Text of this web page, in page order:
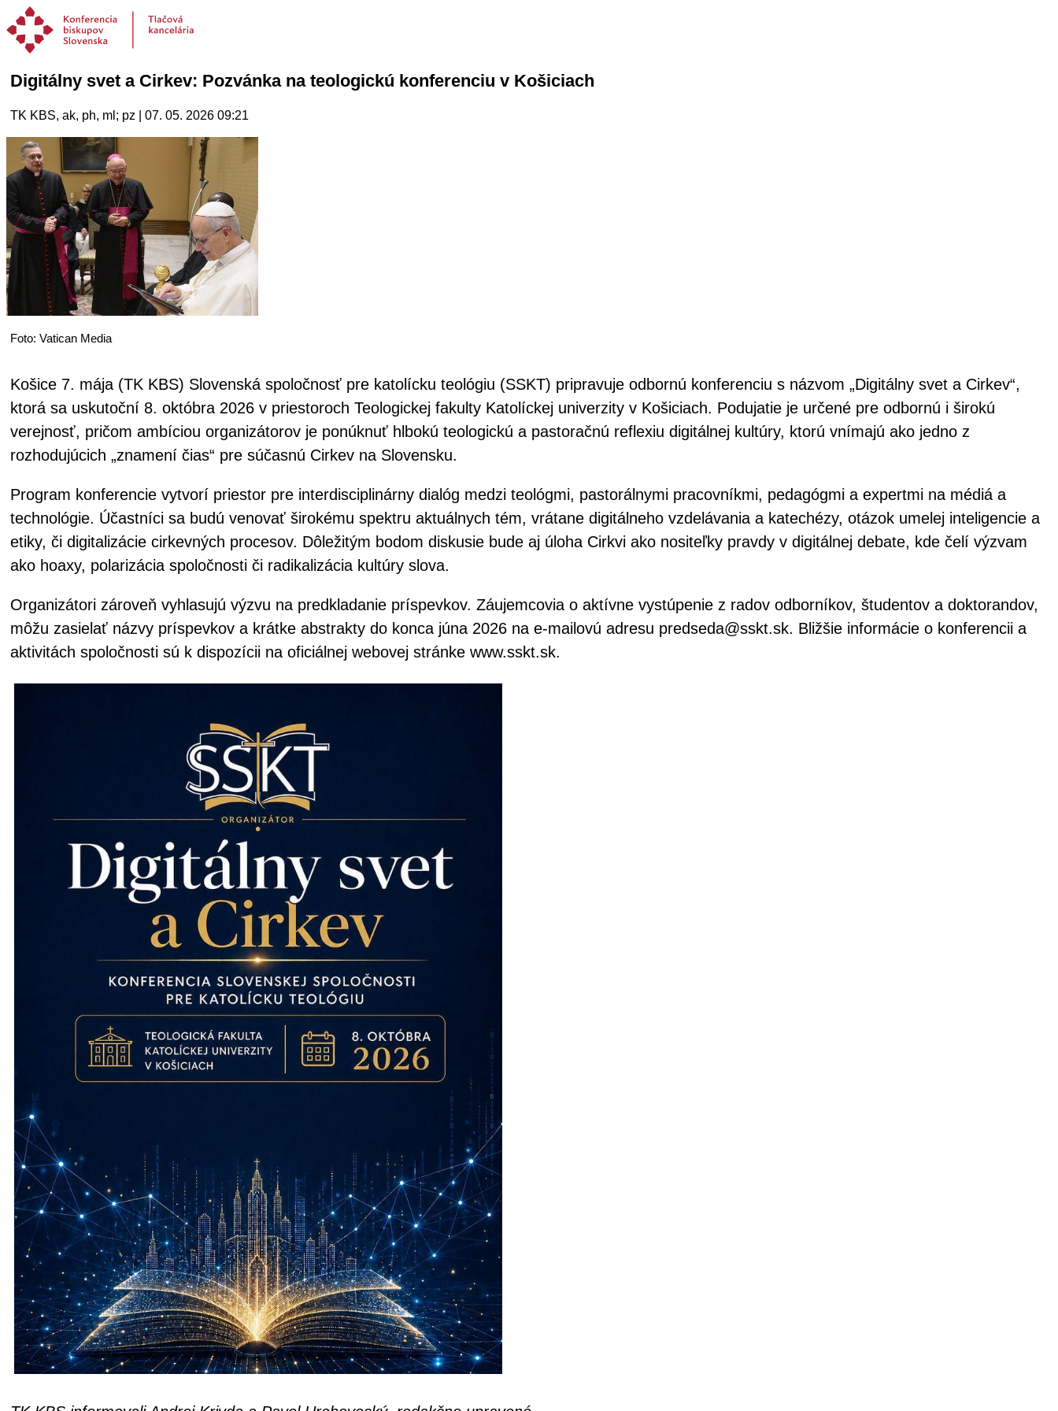
Digitálny svet a Cirkev: Pozvánka na teologickú konferenciu v Košiciach
TK KBS, ak, ph, ml; pz | 07. 05. 2026 09:21
Foto: Vatican Media
Košice 7. mája (TK KBS) Slovenská spoločnosť pre katolícku teológiu (SSKT) pripravuje odbornú konferenciu s názvom „Digitálny svet a Cirkev“,
ktorá sa uskutoční 8. októbra 2026 v priestoroch Teologickej fakulty Katolíckej univerzity v Košiciach. Podujatie je určené pre odbornú i širokú
verejnosť, pričom ambíciou organizátorov je ponúknuť hlbokú teologickú a pastoračnú reflexiu digitálnej kultúry, ktorú vnímajú ako jedno z
rozhodujúcich „znamení čias“ pre súčasnú Cirkev na Slovensku.
Program konferencie vytvorí priestor pre interdisciplinárny dialóg medzi teológmi, pastorálnymi pracovníkmi, pedagógmi a expertmi na médiá a
technológie. Účastníci sa budú venovať širokému spektru aktuálnych tém, vrátane digitálneho vzdelávania a katechézy, otázok umelej inteligencie a
etiky, či digitalizácie cirkevných procesov. Dôležitým bodom diskusie bude aj úloha Cirkvi ako nositeľky pravdy v digitálnej debate, kde čelí výzvam
ako hoaxy, polarizácia spoločnosti či radikalizácia kultúry slova.
Organizátori zároveň vyhlasujú výzvu na predkladanie príspevkov. Záujemcovia o aktívne vystúpenie z radov odborníkov, študentov a doktorandov,
môžu zasielať názvy príspevkov a krátke abstrakty do konca júna 2026 na e-mailovú adresu predseda@sskt.sk. Bližšie informácie o konferencii a
aktivitách spoločnosti sú k dispozícii na oficiálnej webovej stránke www.sskt.sk.